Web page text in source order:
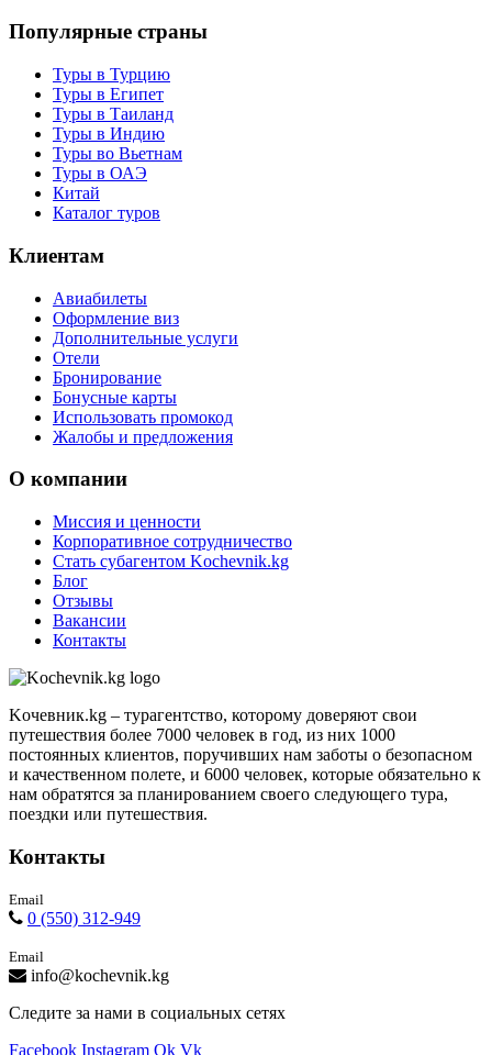
Популярные страны
Туры в Турцию
Туры в Египет
Туры в Таиланд
Туры в Индию
Туры во Вьетнам
Туры в ОАЭ
Китай
Каталог туров
Клиентам
Авиабилеты
Оформление виз
Дополнительные услуги
Отели
Бронирование
Бонусные карты
Использовать промокод
Жалобы и предложения
О компании
Миссия и ценности
Корпоративное сотрудничество
Стать субагентом Kochevnik.kg
Блог
Отзывы
Вакансии
Контакты
Kочевник.kg – турагентство, которому доверяют свои
путешествия более 7000 человек в год, из них 1000
постоянных клиентов, поручивших нам заботы о безопасном
и качественном полете, и 6000 человек, которые обязательно к
нам обратятся за планированием своего следующего тура,
поездки или путешествия.
Контакты
Email
0 (550) 312-949
Email
info@kochevnik.kg
Следите за нами в социальных сетях
Facebook Instagram Ok Vk